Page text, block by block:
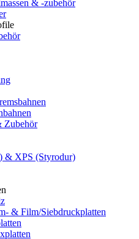
& -zubehör
Zubehör
& XPS (Styrodur)
& Film/Siebdruckplatten